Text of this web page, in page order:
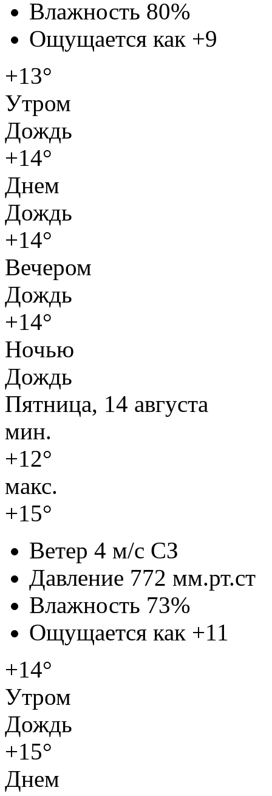
Влажность 80%
Ощущается как +9
+13°
Утром
Дождь
+14°
Днем
Дождь
+14°
Вечером
Дождь
+14°
Ночью
Дождь
Пятница, 14 августа
мин.
+12°
макс.
+15°
Ветер 4 м/с СЗ
Давление 772 мм.рт.ст
Влажность 73%
Ощущается как +11
+14°
Утром
Дождь
+15°
Днем